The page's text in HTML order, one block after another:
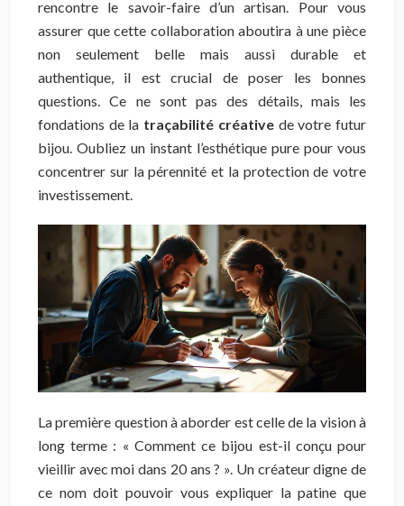
rencontre le savoir-faire d’un artisan. Pour vous
assurer que cette collaboration aboutira à une pièce
non seulement belle mais aussi durable et
authentique, il est crucial de poser les bonnes
questions. Ce ne sont pas des détails, mais les
fondations de la traçabilité créativede votre futur
bijou. Oubliez un instant l’esthétique pure pour vous
concentrer sur la pérennité et la protection de votre
investissement.
La première question à aborder est celle de la vision à
long terme : « Comment ce bijou est-il conçu pour
vieillir avec moi dans 20 ans ? ». Un créateur digne de
ce nom doit pouvoir vous expliquer la patine que